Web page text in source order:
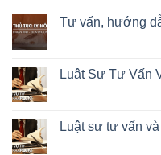
Tư vấn, hướng
Luật Sư Tư Vấn
Luật sư tư vấn